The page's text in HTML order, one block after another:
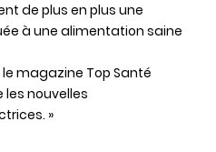
de plus en plus une
à une alimentation saine
magazine Top Santé
nouvelles
»